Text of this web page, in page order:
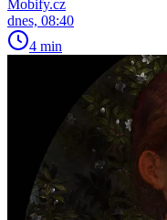
Mobify.cz
dnes, 08:40
4 min